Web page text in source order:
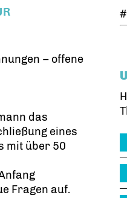
– offene
das
eines
mit über 50
Fragen auf.